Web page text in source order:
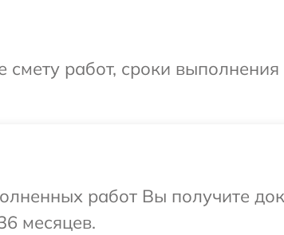
работ, сроки
работ Вы получите
месяцев.